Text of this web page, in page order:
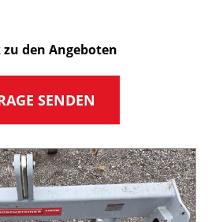
den Angeboten
SENDEN